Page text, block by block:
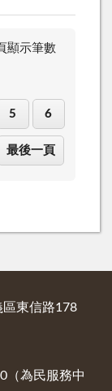
顯示筆數
5 6
最後一頁
東信路178
（為民服務中